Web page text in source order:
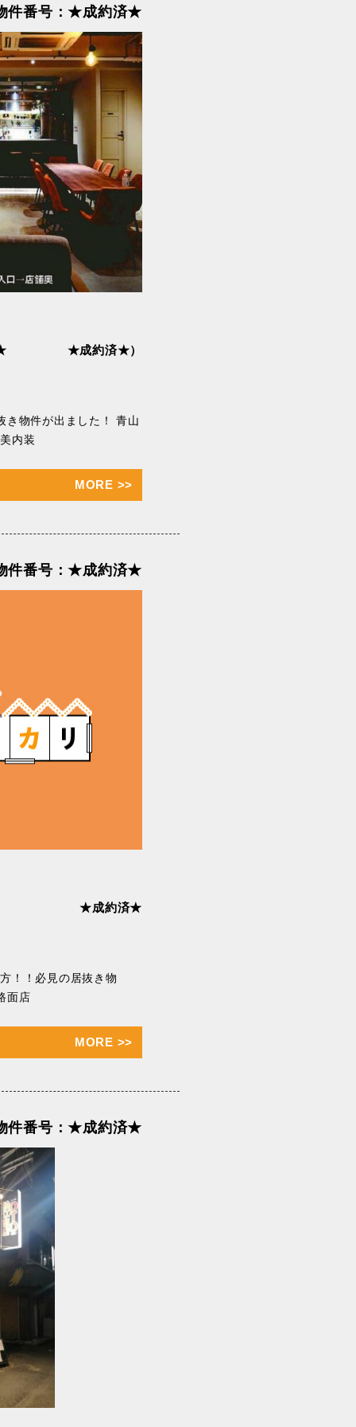
武蔵五日市
西武多摩川線
西武池袋・豊島線
都電荒川線
件番号：★成約済★
★成約済★）
き物件が出ました！ 青山
内装
MORE >>
件番号：★成約済★
★成約済★
！！必見の居抜き物
面店
MORE >>
件番号：★成約済★